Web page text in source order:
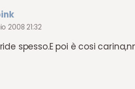
2008 21:32
spesso.E poi è cosi